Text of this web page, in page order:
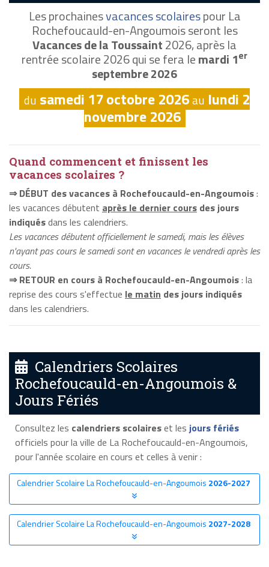
Les prochainesvacances scolairespour La
Rochefoucauld-en-Angoumois seront les
Vacances de la Toussaint2026, après la
rentrée scolaire 2026 qui se fera lemardi 1er
septembre 2026
du samedi 17 octobre 2026au lundi 2
novembre 2026
Quand commencent et finissent les
vacances scolaires ?
⇒ DÉBUT des vacances à Rochefoucauld-en-Angoumois:
les vacances débutent après le dernier cours des jours
indiquésdans les calendriers.
Les vacances débutent officiellement le samedi, mais les élèves
n'ayant pas cours le samedi sont en vacances le vendredi après les
cours.
⇒ RETOUR en cours à Rochefoucauld-en-Angoumois: la
reprise des cours s'effectue le matin des jours indiqués
dans les calendriers.
Calendriers Scolaires
Rochefoucauld-en-Angoumois &
Jours Fériés
Consultez les calendriers scolaireset les jours fériés
officiels pour la ville de La Rochefoucauld-en-Angoumois,
pour l'année scolaire en cours et celles à venir :
Calendrier Scolaire La Rochefoucauld-en-Angoumois 2026-2027
Calendrier Scolaire La Rochefoucauld-en-Angoumois 2027-2028